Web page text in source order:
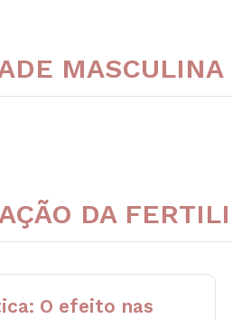
MASCULINA
DA
O efeito nas